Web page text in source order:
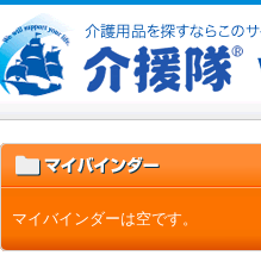
マイバインダーは空です。